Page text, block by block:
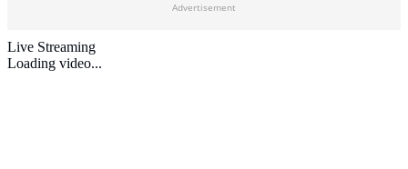
Advertisement
Live Streaming
Loading video...